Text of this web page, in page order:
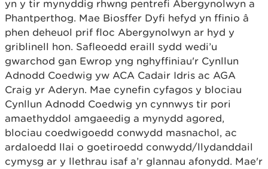
yn y tir mynyddig rhwng pentrefi Abergynolwyn a
Phantperthog. Mae Biosffer Dyfi hefyd yn ffinio â
phen deheuol prif floc Abergynolwyn ar hyd y
griblinell hon. Safleoedd eraill sydd wedi’u
gwarchod gan Ewrop yng nghyffiniau'r Cynllun
Adnodd Coedwig yw ACA Cadair Idris ac AGA
Craig yr Aderyn. Mae cynefin cyfagos y blociau
Cynllun Adnodd Coedwig yn cynnwys tir pori
amaethyddol amgaeedig a mynydd agored,
blociau coedwigoedd conwydd masnachol, ac
ardaloedd llai o goetiroedd conwydd/llydanddail
cymysg ar y llethrau isaf a’r glannau afonydd. Mae'r